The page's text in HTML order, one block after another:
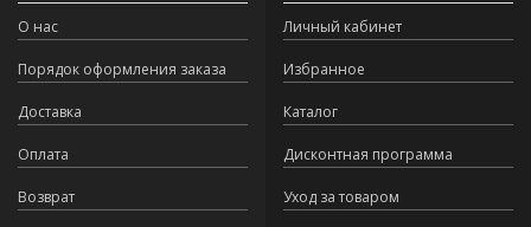
О нас
Порядок оформления заказа
Доставка
Оплата
Возврат
Личный кабинет
Избранное
Каталог
Дисконтная программа
Уход за товаром